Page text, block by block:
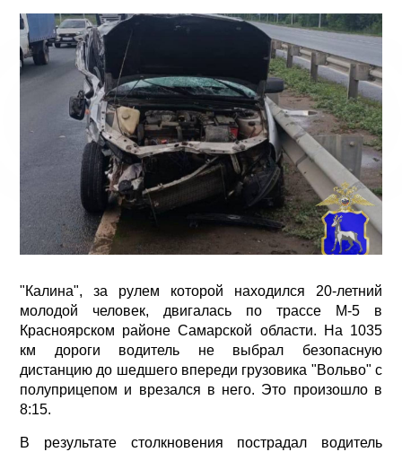
"Калина", за рулем которой находился 20-летний
молодой человек, двигалась по трассе М-5 в
Красноярском районе Самарской области. На 1035
км дороги водитель не выбрал безопасную
дистанцию до шедшего впереди грузовика "Вольво" с
полуприцепом и врезался в него. Это произошло в
8:15.
В результате столкновения пострадал водитель